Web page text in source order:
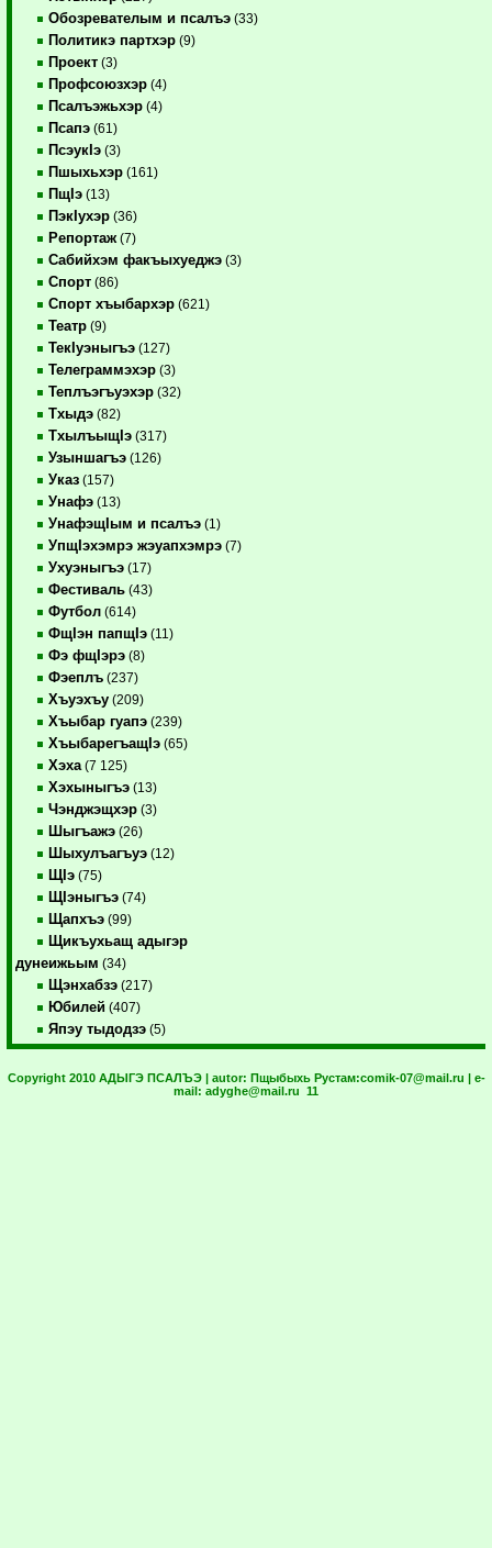
Обозревателым и псалъэ (33)
Политикэ партхэр (9)
Проект (3)
Профсоюзхэр (4)
Псалъэжьхэр (4)
Псапэ (61)
ПсэукIэ (3)
Пшыхьхэр (161)
ПщIэ (13)
ПэкIухэр (36)
Репортаж (7)
Сабийхэм факъыхуеджэ (3)
Спорт (86)
Спорт хъыбархэр (621)
Театр (9)
ТекIуэныгъэ (127)
Телеграммэхэр (3)
Теплъэгъуэхэр (32)
Тхыдэ (82)
ТхылъыщIэ (317)
Узыншагъэ (126)
Указ (157)
Унафэ (13)
УнафэщIым и псалъэ (1)
УпщIэхэмрэ жэуапхэмрэ (7)
Ухуэныгъэ (17)
Фестиваль (43)
Футбол (614)
ФщIэн папщIэ (11)
Фэ фщIэрэ (8)
Фэеплъ (237)
Хъуэхъу (209)
Хъыбар гуапэ (239)
ХъыбарегъащIэ (65)
Хэха (7 125)
Хэхыныгъэ (13)
Чэнджэщхэр (3)
Шыгъажэ (26)
Шыхулъагъуэ (12)
ЩIэ (75)
ЩIэныгъэ (74)
Щапхъэ (99)
Щикъухьащ адыгэр
дунеижьым (34)
Щэнхабзэ (217)
Юбилей (407)
Япэу тыдодзэ (5)
Copyright 2010 АДЫГЭ ПСАЛЪЭ | autor: Пщыбыхь Рустам:comik-07@mail.ru | e-
mail: adyghe@mail.ru 11